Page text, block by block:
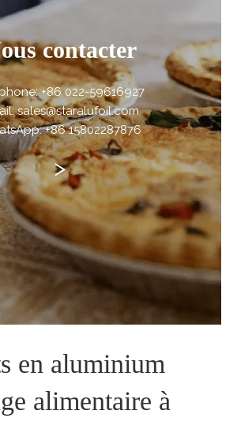
contacter
+86 022-59616927
sales@staralufoil.com
+86 15802287876
>
en aluminium
alimentaire à